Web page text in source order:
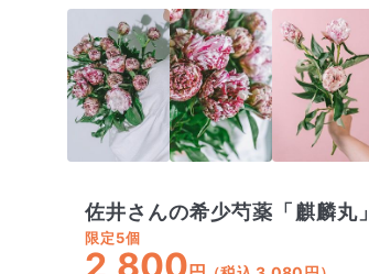
佐井さんの希少芍薬「麒麟丸」
限定5個